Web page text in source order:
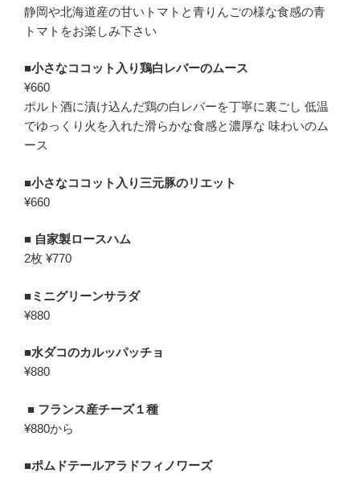
静岡や北海道産の甘いトマトと青りんごの様な食感の青
トマトをお楽しみ下さい
■小さなココット入り鶏白レバーのムース
¥660
ポルト酒に漬け込んだ鶏の白レバーを丁寧に裏ごし 低温
でゆっくり火を入れた滑らかな食感と濃厚な 味わいのム
ース
■小さなココット入り三元豚のリエット
¥660
■ 自家製ロースハム
2枚 ¥770
■ミニグリーンサラダ
¥880
■水ダコのカルッパッチョ
¥880
■ フランス産チーズ１種
¥880から
■ポムドテールアラドフィノワーズ